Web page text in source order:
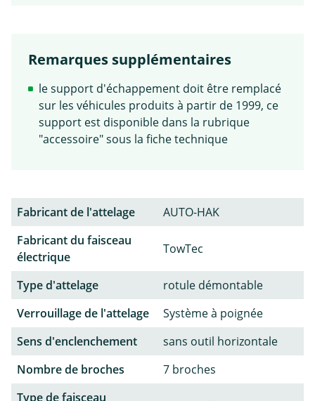
Remarques supplémentaires
le support d'échappement doit être remplacé
sur les véhicules produits à partir de 1999, ce
support est disponible dans la rubrique
"accessoire" sous la fiche technique
Fabricant de l'attelage
AUTO-HAK
Fabricant du faisceau
électrique
TowTec
Type d'attelage
rotule démontable
Verrouillage de l'attelage
Système à poignée
Sens d'enclenchement
sans outil horizontale
Nombre de broches
7 broches
Type de faisceau